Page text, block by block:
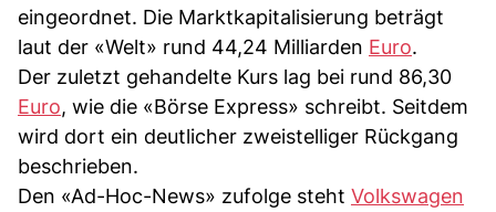
eingeordnet. Die Marktkapitalisierung beträgt
laut der «Welt» rund 44,24 Milliarden Euro.
Der zuletzt gehandelte Kurs lag bei rund 86,30
Euro, wie die «Börse Express» schreibt. Seitdem
wird dort ein deutlicher zweistelliger Rückgang
beschrieben.
Den «Ad-Hoc-News» zufolge steht Volkswagen